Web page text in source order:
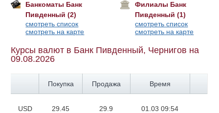
Банкоматы Банк
Пивденный (2)
Филиалы Банк
Пивденный (1)
смотреть список
смотреть на карте
смотреть список
смотреть на карте
Курсы валют в Банк Пивденный, Чернигов на
09.08.2026
Покупка Продажа Время
USD 29.45 29.9 01.03 09:54